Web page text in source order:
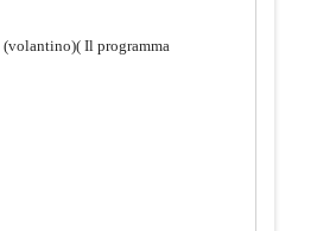
(volantino)( Il programma